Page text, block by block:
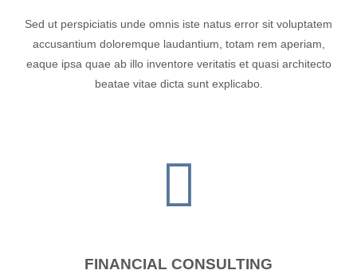
Sed ut perspiciatis unde omnis iste natus error sit voluptatem
accusantium doloremque laudantium, totam rem aperiam,
eaque ipsa quae ab illo inventore veritatis et quasi architecto
beatae vitae dicta sunt explicabo.
FINANCIAL CONSULTING